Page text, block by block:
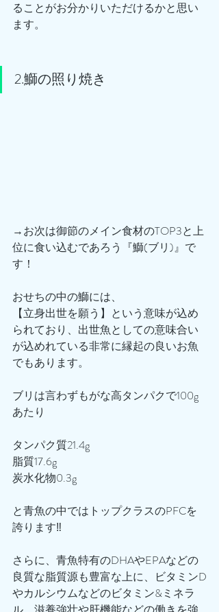
ることがお分かりいただけるかと思い
ます。
2.鰤の照り焼き
→お次は御節のメイン食材のTOP3と上
位に食い込むであろう『鰤(ブリ)』で
す！
おせちの中の鰤には、
【立身出世を願う】という意味が込め
られており、出世魚としての意味合い
が込めれている非常に縁起の良いお魚
でもあります。
ブリは言わずもがな高タンパクで100g
あたり
タンパク質21.4g
脂質17.6g
炭水化物0.3g
と青魚の中ではトップクラスのPFCを
誇ります‼️
さらに、青魚特有のDHAやEPAなどの
良質な脂質源も豊富な上に、ビタミンD
やカルシウムなどのビタミン&ミネラ